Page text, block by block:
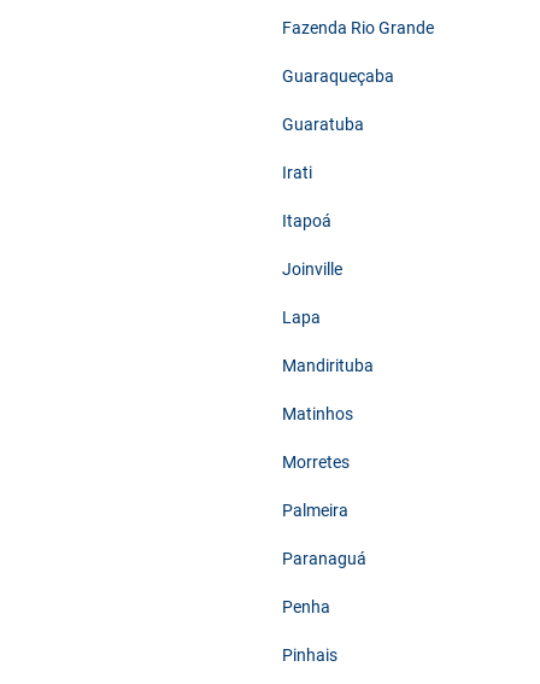
Fazenda Rio Grande
Guaraqueçaba
Guaratuba
Irati
Itapoá
Joinville
Lapa
Mandirituba
Matinhos
Morretes
Palmeira
Paranaguá
Penha
Pinhais